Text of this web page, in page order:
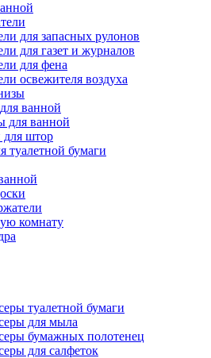
для запасных рулонов
для газет и журналов
для фена
освежителя воздуха
ванной
для ванной
штор
туалетной бумаги
комнату
туалетной бумаги
для мыла
бумажных полотенец
для салфеток